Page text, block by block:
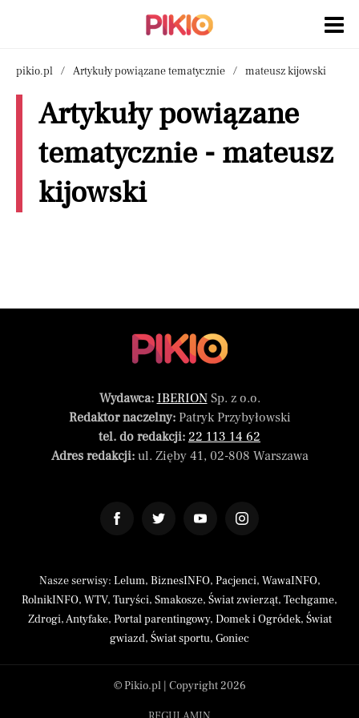
pikio.pl Artykuły powiązane tematycznie mateusz kijowski
Artykuły powiązane
tematycznie - mateusz
kijowski
Wydawca: IBERIONSp. z o.o.
Redaktor naczelny:Patryk Przybyłowski
tel. do redakcji: 22 113 14 62
Adres redakcji:ul. Zięby 41, 02-808 Warszawa
Nasze serwisy: Lelum, BiznesINFO, Pacjenci, WawaINFO,
RolnikINFO, WTV, Turyści, Smakosze, Świat zwierząt, Techgame,
Zdrogi,Antyfake, Portal parentingowy, Domek i Ogródek, Świat
gwiazd, Świat sportu, Goniec
© Pikio.pl | Copyright 2026